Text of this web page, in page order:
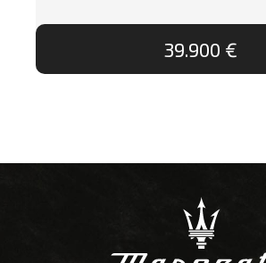
39.900 €